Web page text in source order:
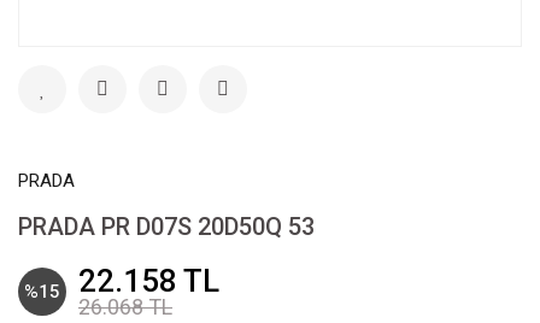
PRADA
PRADA PR D07S 20D50Q 53
%15 22.158 TL
26.068 TL